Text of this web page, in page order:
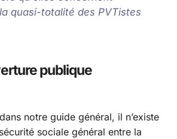
quasi-totalité des PVTistes
publique
notre guide général, il n’existe
sociale général entre la